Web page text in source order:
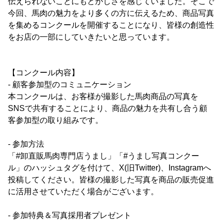
今回、馬肉の魅力をより多くの方に伝えるため、商品写真
を集めるコンクールを開催することになり、皆様の創造性
をお店の一部にしていきたいと思っています。
【コンクール内容】
- 顧客参加型のコミュニケーション
本コンクールは、お客様が撮影した馬肉商品の写真を
SNSで共有することにより、商品の魅力を共有し合う顧
客参加型の取り組みです。
- 参加方法
「#卸直販馬肉専門店うまし」「#うまし写真コンクー
ル」のハッシュタグを付けて、X(旧Twitter)、Instagramへ
投稿してください。皆様の撮影した写真を商品の販売促進
に活用させていただく場合がございます。
- 参加特典＆写真採用者プレゼント